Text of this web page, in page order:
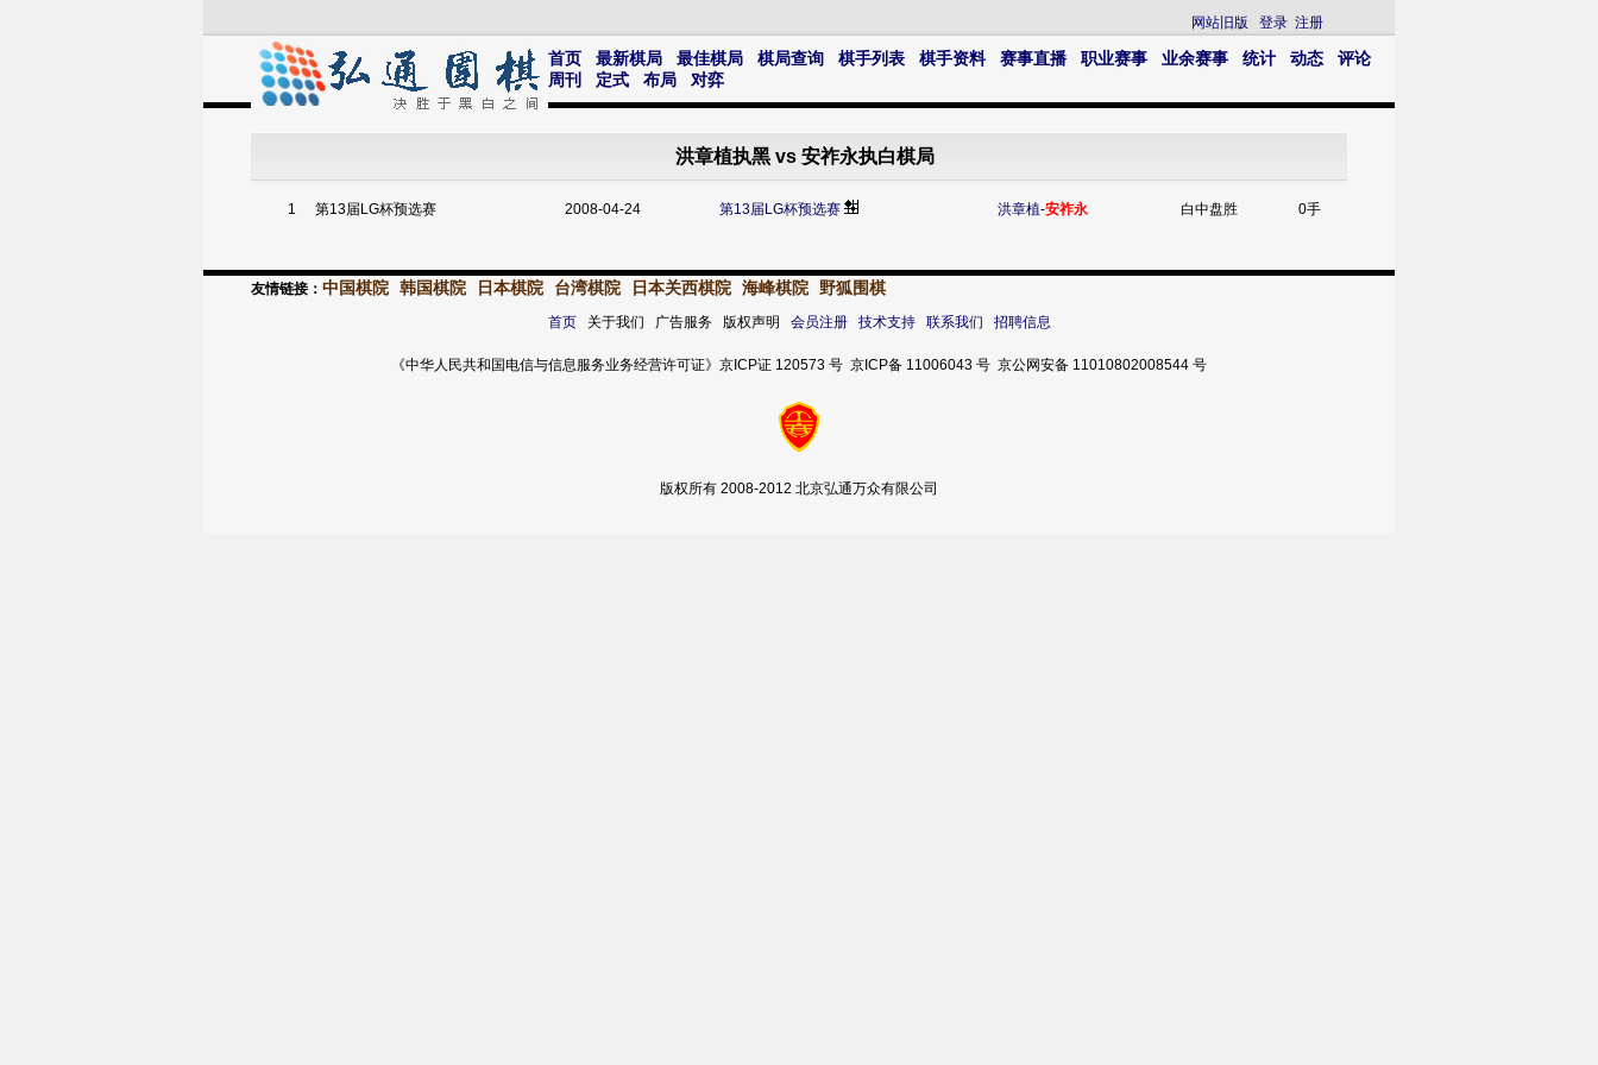
网站旧版 登录 注册
首页 最新棋局 最佳棋局 棋局查询 棋手列表 棋手资料 赛事直播 职业赛事 业余赛事 统计 动态
评论
周刊
定式 布局 对弈
洪章植执黑 vs 安祚永执白棋局
1 第13届LG杯预选赛 2008-04-24 第13届LG杯预选赛 洪章植-安祚永 白中盘胜 0手
友情链接： 中国棋院 韩国棋院 日本棋院 台湾棋院 日本关西棋院 海峰棋院 野狐围棋
首页关于我们 广告服务 版权声明 会员注册 技术支持 联系我们 招聘信息
《中华人民共和国电信与信息服务业务经营许可证》京ICP证 120573 号 京ICP备 11006043 号 京公网安备 11010802008544 号
版权所有 2008-2012 北京弘通万众有限公司